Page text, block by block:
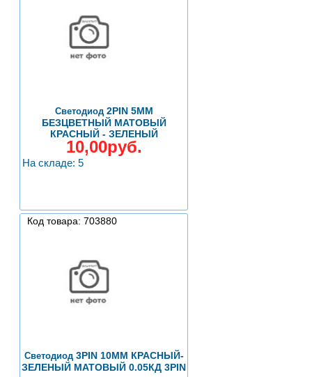
Светодиод2PIN 5ММ
БЕЗЦВЕТНЫЙ МАТОВЫЙ
КРАСНЫЙ - ЗЕЛЕНЫЙ
10,00руб.
На складе: 5
Код товара: 703880
Светодиод3PIN 10ММ КРАСНЫЙ-
ЗЕЛЕНЫЙ МАТОВЫЙ 0.05КД 3PIN